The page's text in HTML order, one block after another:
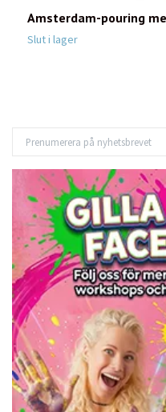
Amsterdam-pouring
Slut i lager